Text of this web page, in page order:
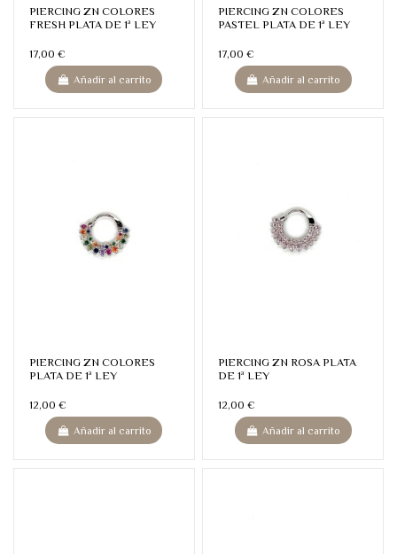
PIERCING ZN COLORES
FRESH PLATA DE 1ª LEY
17,00 €
Añadir al carrito
PIERCING ZN COLORES
PASTEL PLATA DE 1ª LEY
17,00 €
Añadir al carrito
PIERCING ZN COLORES
PLATA DE 1ª LEY
12,00 €
Añadir al carrito
PIERCING ZN ROSA PLATA
DE 1ª LEY
12,00 €
Añadir al carrito